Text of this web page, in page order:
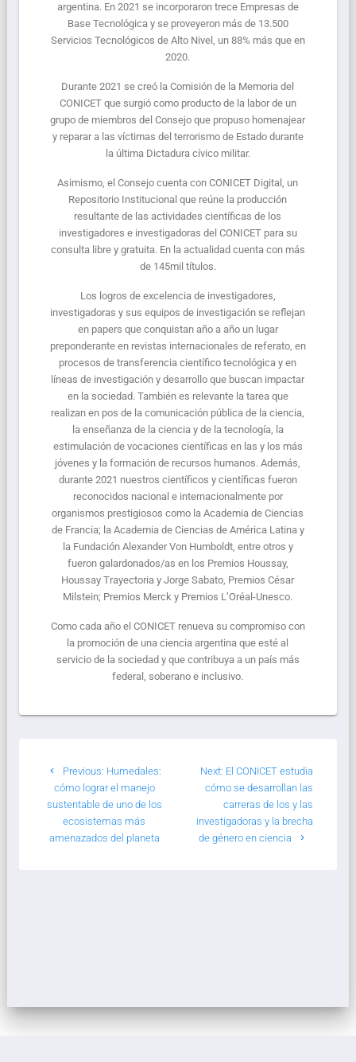
argentina. En 2021 se incorporaron trece Empresas de
Base Tecnológica y se proveyeron más de 13.500
Servicios Tecnológicos de Alto Nivel, un 88% más que en
2020.
Durante 2021 se creó la Comisión de la Memoria del
CONICET que surgió como producto de la labor de un
grupo de miembros del Consejo que propuso homenajear
y reparar a las víctimas del terrorismo de Estado durante
la última Dictadura cívico militar.
Asimismo, el Consejo cuenta con CONICET Digital, un
Repositorio Institucional que reúne la producción
resultante de las actividades científicas de los
investigadores e investigadoras del CONICET para su
consulta libre y gratuita. En la actualidad cuenta con más
de 145mil títulos.
Los logros de excelencia de investigadores,
investigadoras y sus equipos de investigación se reflejan
en papers que conquistan año a año un lugar
preponderante en revistas internacionales de referato, en
procesos de transferencia científico tecnológica y en
líneas de investigación y desarrollo que buscan impactar
en la sociedad. También es relevante la tarea que
realizan en pos de la comunicación pública de la ciencia,
la enseñanza de la ciencia y de la tecnología, la
estimulación de vocaciones científicas en las y los más
jóvenes y la formación de recursos humanos. Además,
durante 2021 nuestros científicos y científicas fueron
reconocidos nacional e internacionalmente por
organismos prestigiosos como la Academia de Ciencias
de Francia; la Academia de Ciencias de América Latina y
la Fundación Alexander Von Humboldt, entre otros y
fueron galardonados/as en los Premios Houssay,
Houssay Trayectoria y Jorge Sabato, Premios César
Milstein; Premios Merck y Premios L’Oréal-Unesco.
Como cada año el CONICET renueva su compromiso con
la promoción de una ciencia argentina que esté al
servicio de la sociedad y que contribuya a un país más
federal, soberano e inclusivo.
Previous: Humedales:
cómo lograr el manejo
sustentable de uno de los
ecosistemas más
amenazados del planeta
Next: El CONICET estudia
cómo se desarrollan las
carreras de los y las
investigadoras y la brecha
de género en ciencia